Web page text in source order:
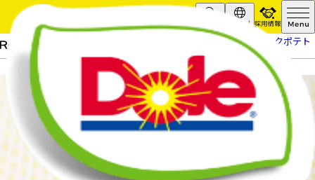
Search Global
採用情報
アボカドのハッセルバックポテト